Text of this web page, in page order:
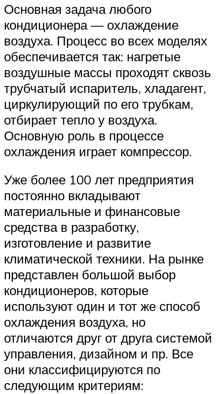
Основная задача любого
кондиционера — охлаждение
воздуха. Процесс во всех моделях
обеспечивается так: нагретые
воздушные массы проходят сквозь
трубчатый испаритель, хладагент,
циркулирующий по его трубкам,
отбирает тепло у воздуха.
Основную роль в процессе
охлаждения играет компрессор.
Уже более 100 лет предприятия
постоянно вкладывают
материальные и финансовые
средства в разработку,
изготовление и развитие
климатической техники. На рынке
представлен большой выбор
кондиционеров, которые
используют один и тот же способ
охлаждения воздуха, но
отличаются друг от друга системой
управления, дизайном и пр. Все
они классифицируются по
следующим критериям: